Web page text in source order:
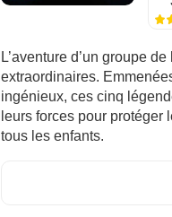
L’aventure d’un groupe
extraordinaires.
ingénieux, ces cinq
leurs forces pour protéger
tous les enfants.